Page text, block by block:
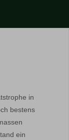
in
bestens
ein